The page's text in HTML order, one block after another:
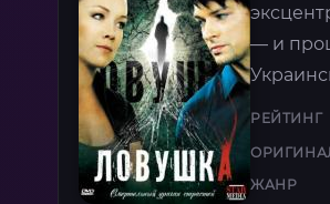
— и
РЕЙТИНГ
ЖАНР